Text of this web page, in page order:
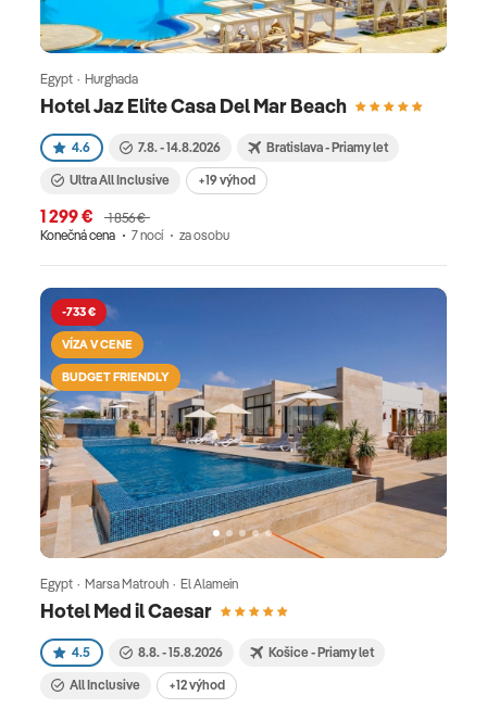
Hotel Jaz Elite Casa Del Mar Beach
Egypt · Hurghada
4.6 7.8. - 14.8.2026 Bratislava - Priamy let
Ultra All Inclusive +19 výhod
1 299 €
1 856 €
Konečná cena
7 nocí za osobu
-733 €
VÍZA V CENE
BUDGET FRIENDLY
Hotel Med il Caesar
Egypt · Marsa Matrouh · El Alamein
4.5 8.8. - 15.8.2026 Košice - Priamy let
All Inclusive +12 výhod